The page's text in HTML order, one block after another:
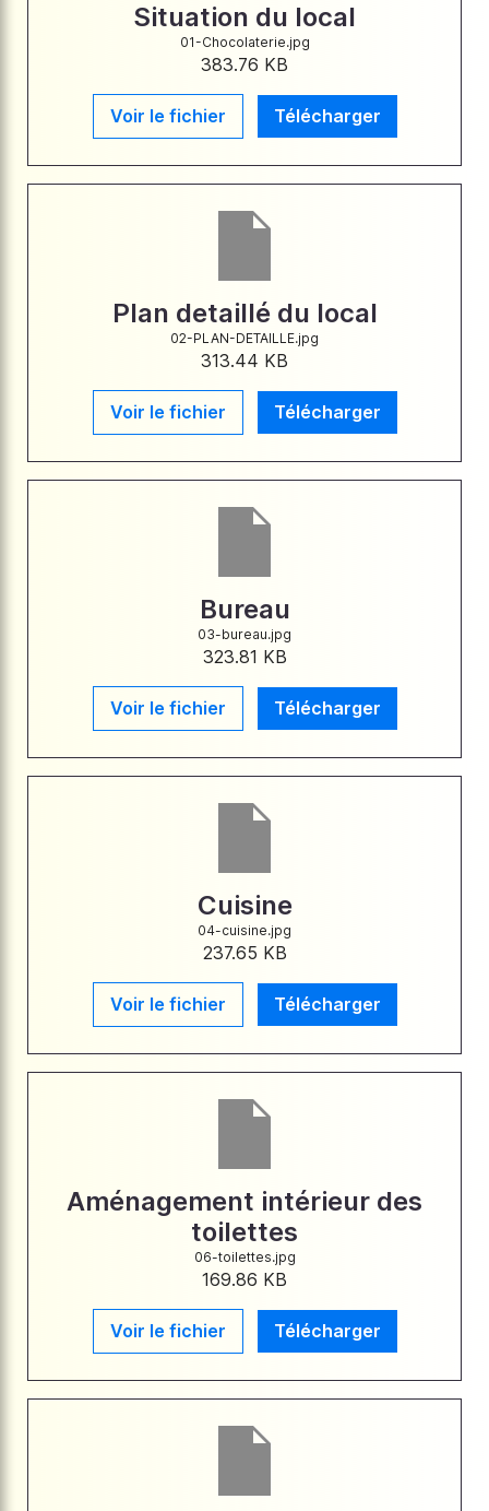
Situation du local
01-Chocolaterie.jpg
383.76 KB
Voir le fichier Télécharger
Plan detaillé du local
02-PLAN-DETAILLE.jpg
313.44 KB
Voir le fichier Télécharger
Bureau
03-bureau.jpg
323.81 KB
Voir le fichier Télécharger
Cuisine
04-cuisine.jpg
237.65 KB
Voir le fichier Télécharger
Aménagement intérieur des
toilettes
06-toilettes.jpg
169.86 KB
Voir le fichier Télécharger